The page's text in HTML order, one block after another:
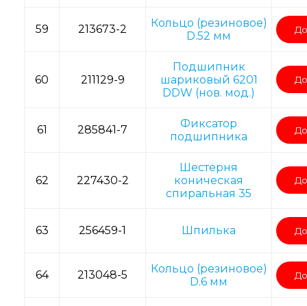
59 213673-2
Кольцо (резиновое)
D.52 мм
60 211129-9
Подшипник
шариковый 6201
DDW (нов. мод.)
61 285841-7
Фиксатор
подшипника
62 227430-2
Шестерня
коническая
спиральная 35
63 256459-1 Шпилька
64 213048-5
Кольцо (резиновое)
D.6 мм